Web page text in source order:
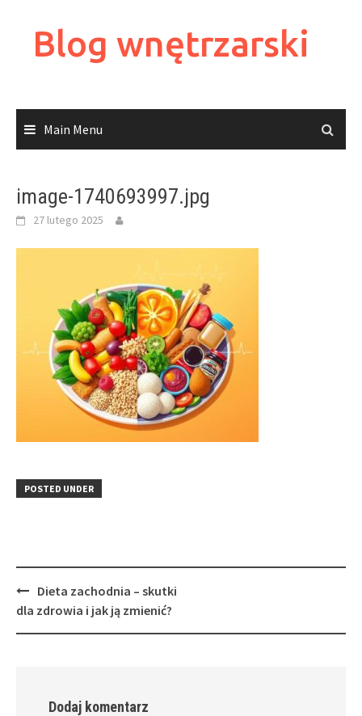
contentBlog wnętrzarski
Main Menu
image-1740693997.jpg
27 lutego 2025
POSTED UNDER
Post
navigation
Dieta zachodnia – skutki
dla zdrowia i jak ją zmienić?
Dodaj komentarz